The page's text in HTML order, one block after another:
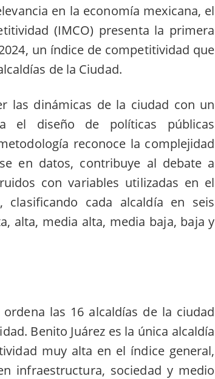
en la economía mexicana, el
(IMCO) presenta la primera
un índice de competitividad que
de la Ciudad.
las dinámicas de la ciudad con un
el diseño de políticas públicas
reconoce la complejidad
en datos, contribuye al debate a
con variables utilizadas en el
clasificando cada alcaldía en seis
alta, media alta, media baja, baja y
las 16 alcaldías de la ciudad
Benito Juárez es la única alcaldía
muy alta en el índice general,
infraestructura, sociedad y medio